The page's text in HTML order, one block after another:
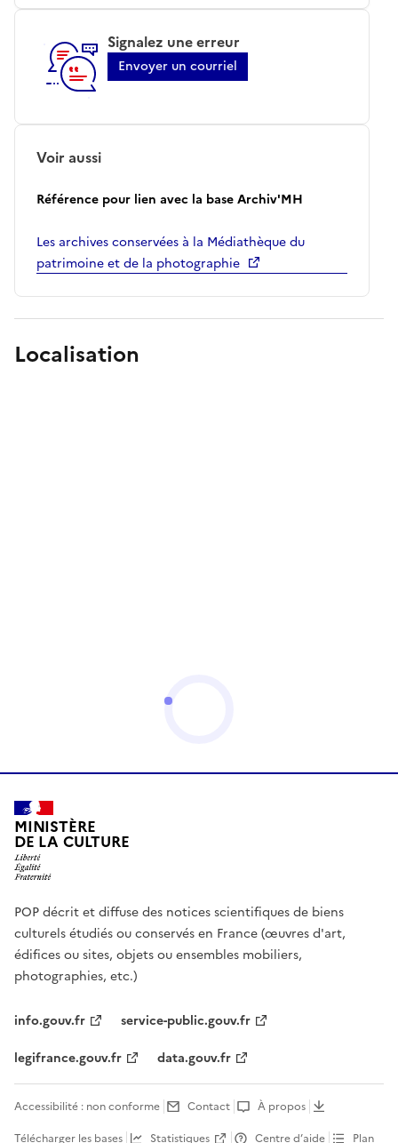
Signalez une erreur
Envoyer un courriel
Voir aussi
Référence pour lien avec la base Archiv'MH
Les archives conservées à la Médiathèque du
patrimoine et de la photographie
Localisation
MINISTÈRE
DE LA CULTURE
POP décrit et diffuse des notices scientifiques de biens
culturels étudiés ou conservés en France (œuvres d'art,
édifices ou sites, objets ou ensembles mobiliers,
photographies, etc.)
info.gouv.fr
service-public.gouv.fr
legifrance.gouv.fr
data.gouv.fr
Accessibilité : non conforme Contact
À propos
Télécharger les bases
Statistiques Centre d’aide Plan